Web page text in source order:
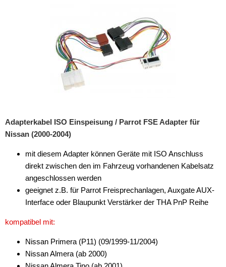
für Land Rover
für Mitsubishi
für Nissan
für Renault
Adapterkabel ISO Einspeisung / Parrot FSE Adapter für
Nissan (2000-2004)
mit diesem Adapter können Geräte mit ISO Anschluss
direkt zwischen den im Fahrzeug vorhandenen Kabelsatz
angeschlossen werden
geeignet z.B. für Parrot Freisprechanlagen, Auxgate AUX-
Interface oder Blaupunkt Verstärker der THA PnP Reihe
kompatibel mit:
Nissan Primera (P11) (09/1999-11/2004)
Nissan Almera (ab 2000)